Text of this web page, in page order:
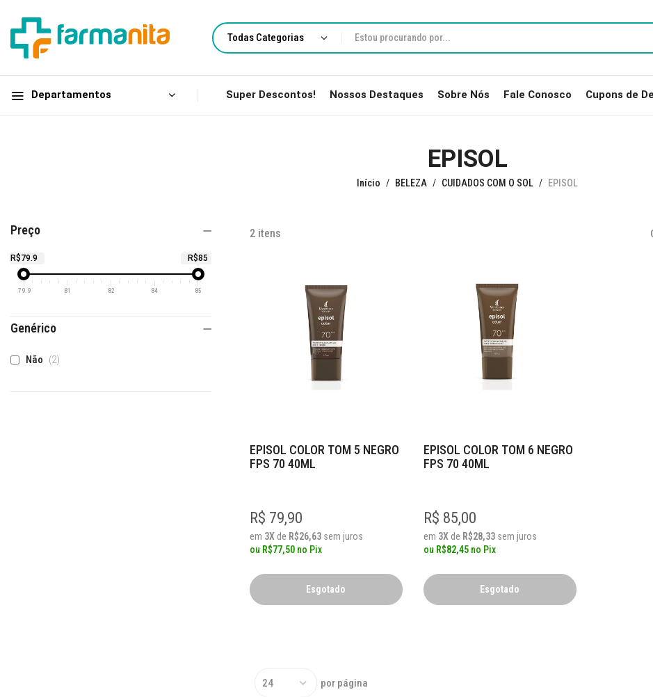
Todas Categorias
Departamentos Super Descontos! Nossos Destaques Sobre Nós Fale Conosco Cupons de
EPISOL
Início BELEZA CUIDADOS COM O SOL EPISOL
2itens
Esgotado
EPISOL COLOR TOM 5 NEGRO
FPS 70 40ML
R$ 79,90
em 3Xde R$26,63 sem juros
ou R$77,50no Pix
Esgotado
EPISOL COLOR TOM 6 NEGRO
FPS 70 40ML
R$ 85,00
em 3Xde R$28,33 sem juros
ou R$82,45no Pix
por página
Preço
R$79.9 R$85
79.9 81 82 84 85
Genérico
Não 2itens